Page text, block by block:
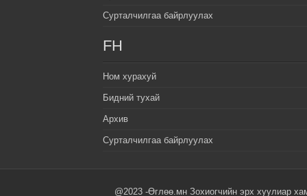
Сурталчилгаа байрлуулах
FH
Ном хурахуй
Бидний тухай
Архив
Сурталчилгаа байрлуулах
@2023 -Өглөө.мн Зохиогчийн эрх хуулиар